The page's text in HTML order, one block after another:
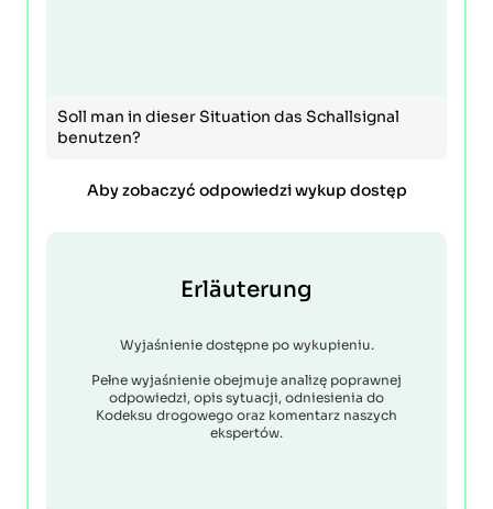
Soll man in dieser Situation das Schallsignal
benutzen?
Aby zobaczyć odpowiedzi wykup dostęp
Erläuterung
Wyjaśnienie dostępne po wykupieniu.
Pełne wyjaśnienie obejmuje analizę poprawnej
odpowiedzi, opis sytuacji, odniesienia do
Kodeksu drogowego oraz komentarz naszych
ekspertów.